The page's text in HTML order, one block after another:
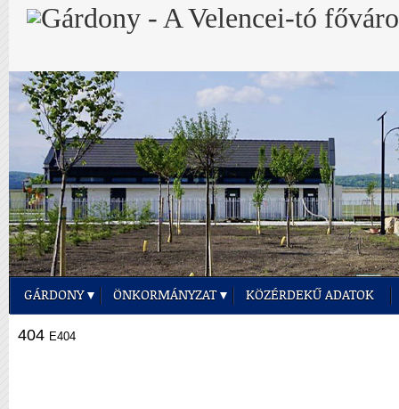
GÁRDONY ÖNKORMÁNYZAT KÖZÉRDEKŰ ADATOK
404 E404